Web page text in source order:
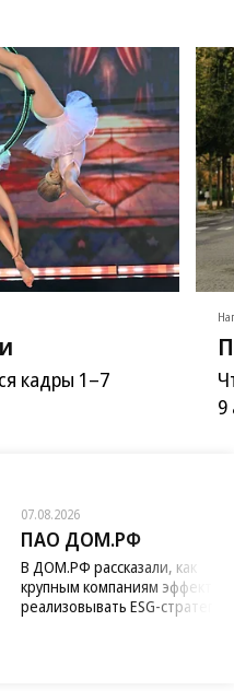
кадры 1–7
9
07.08.2026
ПАО ДОМ.РФ
В ДОМ.РФ рассказали, как
крупным компаниям
реализовывать ESG-стратегию